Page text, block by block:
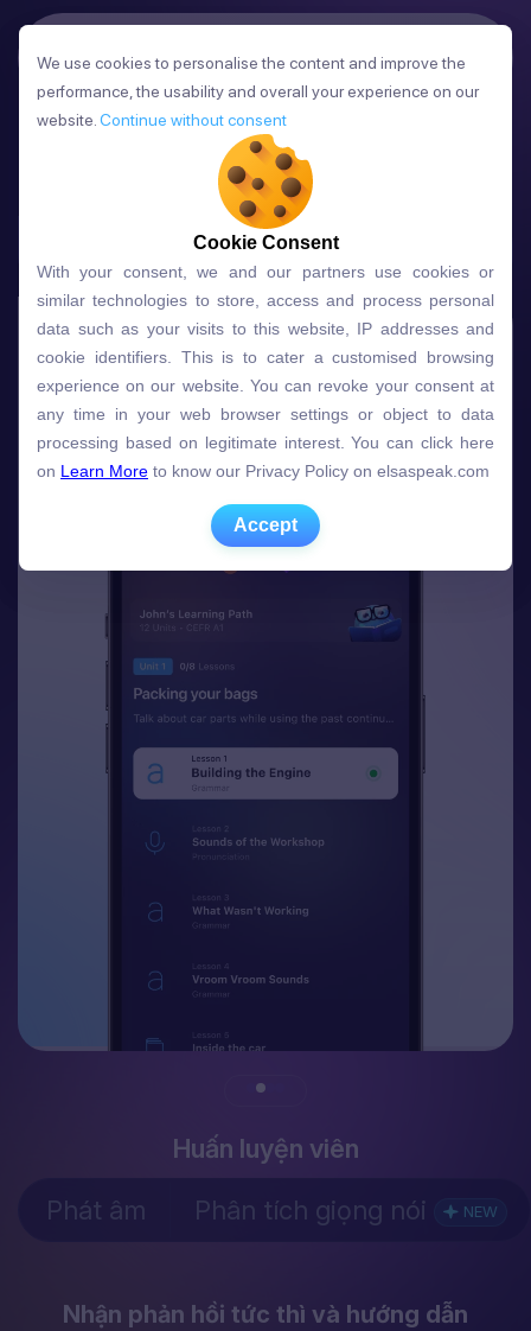
cao
Được thiết kế chuyên biệt hoàn toàn theo nhu cầu
của bạn.
Bộ câu hỏi đầu vào chuyên sâu và hiệu
Học giao tiếp tiếng Anh với các bài tập được thiết
kế theo kiến thức ngành nghề và chuyên môn
như marketing, nhân sự, IT, kinh doanh… giúp
việc học trở nên thiết thực và mang lại kết quả rõ
ràng hơn.
Luyện tập 5 kỹ năng cốt lõi gồm Ngữ pháp, Từ
vựng, Hội thoại, Phát âm và Trọng âm thông qua
nhiều hình thức trò chơi hấp dẫn, giúp việc học
trở nên thú vị và hiệu quả hơn.
Huấn luyện viên
Phát âm
Phân tích giọng nói NEW
Bài học hằng ngày được cá nhân hóa
We use cookies to personalise the content and improve the
performance, the usability and overall your experience on our
website. Continue without consent
Cookie Consent
With your consent, we and our partners use cookies or
similar technologies to store, access and process personal
data such as your visits to this website, IP addresses and
cookie identifiers. This is to cater a customised browsing
experience on our website. You can revoke your consent at
any time in your web browser settings or object to data
processing based on legitimate interest. You can click here
on Learn More to know our Privacy Policy on elsaspeak.com
Accept
We use cookies to personalise the content and improve the
performance, the usability and overall your experience on our
website. Continue without consent
Cookie Consent
With your consent, we and our partners use cookies or
similar technologies to store, access and process personal
data such as your visits to this website, IP addresses and
cookie identifiers. This is to cater a customised browsing
experience on our website. You can revoke your consent at
any time in your web browser settings or object to data
processing based on legitimate interest. You can click here
on Learn More to know our Privacy Policy on elsaspeak.com
Accept